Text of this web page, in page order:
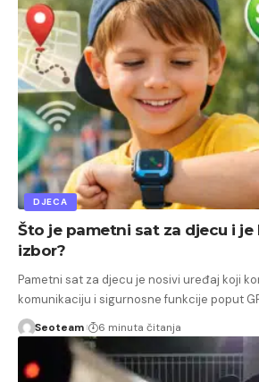
DJECA
Što je pametni sat za djecu i je
izbor?
Pametni sat za djecu je nosivi uređaj koji
komunikaciju i sigurnosne funkcije poput
Seoteam 6 minuta čitanja